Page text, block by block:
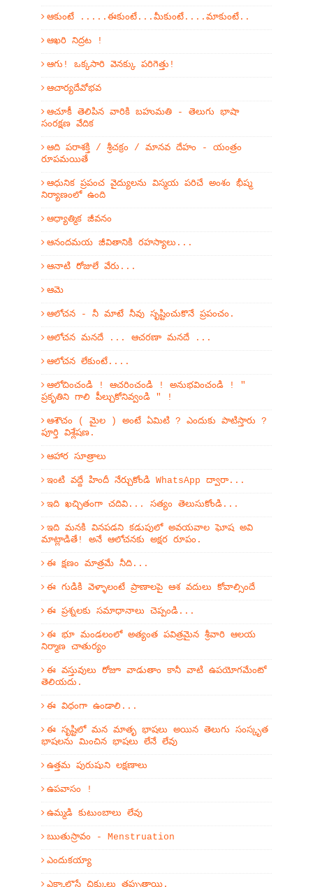
ఆకుంటే .....ఈకుంటే...మీకుంటే....మాకుంటే..
ఆఖరి నిద్రట !
ఆగు! ఒక్కసారి వెనక్కు పరిగెత్తు!
ఆచార్యదేవోభవ
ఆచూకీ తెలిపిన వారికి బహుమతి - తెలుగు భాషా
సంరక్షణ వేదిక
ఆది పరాశక్తి / శ్రీచక్రం / మానవ దేహం - యంత్రం
రూపమయితే
ఆధునిక ప్రపంచ వైద్యులను విస్మయ పరిచే అంశం భీష్మ
నిర్యాణంలో ఉంది
ఆధ్యాత్మిక జీవనం
ఆనందమయ జీవితానికి రహస్యాలు...
ఆనాటి రోజులే వేరు...
ఆమె
ఆలోచన - నీ మాటే నీవు సృష్టించుకొనే ప్రపంచం.
ఆలోచన మనదే ... ఆచరణా మనదే ...
ఆలోచన లేకుంటే....
ఆలోచించండి ! ఆచరించండి ! అనుభవించండి ! "
ప్రకృతిని గాలి పీల్చుకోనివ్వండి " !
ఆశౌచం ( మైల ) అంటే ఏమిటి ? ఎందుకు పాటిస్తారు ?
పూర్తి విశ్లేషణ.
ఆహార సూత్రాలు
ఇంటి వద్దే హిందీ నేర్చుకోండి WhatsApp ద్వారా...
ఇది ఖచ్చితంగా చదివి... సత్యం తెలుసుకోండి...
ఇది మనకి వినపడని కడుపులో అవయవాల ఘోష అవి
మాట్లాడితే! అనే ఆలోచనకు అక్షర రూపం.
ఈ క్షణం మాత్రమే నీది...
ఈ గుడికి వెళ్ళాలంటే ప్రాణాలపై ఆశ వదులు కోవాల్సిందే
ఈ ప్రశ్నలకు సమాధానాలు చెప్పండి...
ఈ భూ మండలంలో అత్యంత పవిత్రమైన శ్రీవారి ఆలయ
నిర్మాణ చాతుర్యం
ఈ వస్తువులు రోజూ వాడుతాం కానీ వాటి ఉపయోగమేంటో
తెలియదు.
ఈ విధంగా ఉండాలి...
ఈ సృష్టిలో మన మాతృ భాషలు అయిన తెలుగు సంస్కృత
భాషలను మించిన భాషలు లేనే లేవు
ఉత్తమ పురుషుని లక్షణాలు
ఉపవాసం !
ఉమ్మడి కుటుంబాలు లేవు
ఋతుస్రావం - Menstruation
ఎందుకయ్యా
ఎక్కాలొస్తే చిక్కులు తప్పుతాయి.